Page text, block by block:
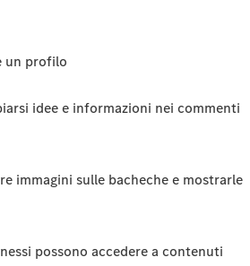
un profilo
idee e informazioni nei commenti
immagini sulle bacheche e mostrarle
possono accedere a contenuti